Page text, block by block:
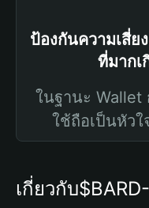
ป้องกันความเสี่
ที่มากเ
ในฐานะ
ใช้ถือเป็นหัว
เกี่ยวกับ